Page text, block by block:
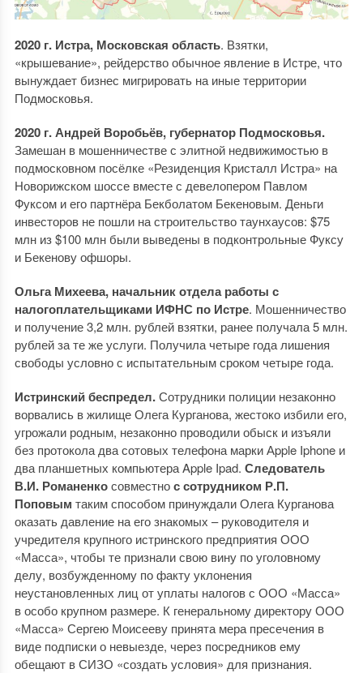
2020 г. Истра, Московская область. Взятки,
«крышевание», рейдерство обычное явление в Истре, что
вынуждает бизнес мигрировать на иные территории
Подмосковья.
2020 г. Андрей Воробьёв, губернатор Подмосковья.
Замешан в мошенничестве с элитной недвижимостью в
подмосковном посёлке «Резиденция Кристалл Истра» на
Новорижском шоссе вместе с девелопером Павлом
Фуксом и его партнёра Бекболатом Бекеновым. Деньги
инвесторов не пошли на строительство таунхаусов: $75
млн из $100 млн были выведены в подконтрольные Фуксу
и Бекенову офшоры.
Ольга Михеева, начальник отдела работы с
налогоплательщиками ИФНС по Истре. Мошенничество
и получение 3,2 млн. рублей взятки, ранее получала 5 млн.
рублей за те же услуги. Получила четыре года лишения
свободы условно с испытательным сроком четыре года.
Истринский беспредел.Сотрудники полиции незаконно
ворвались в жилище Олега Курганова, жестоко избили его,
угрожали родным, незаконно проводили обыск и изъяли
без протокола два сотовых телефона марки Аpple Iphone и
два планшетных компьютера Apple Ipad. Следователь
В.И. Романенкосовместнос сотрудником Р.П.
Поповым таким способом принуждали Олега Курганова
оказать давление на его знакомых – руководителя и
учредителя крупного истринского предприятия ООО
«Масса», чтобы те признали свою вину по уголовному
делу, возбужденному по факту уклонения
неустановленных лиц от уплаты налогов с ООО «Масса»
в особо крупном размере. К генеральному директору ООО
«Масса» Сергею Моисееву принята мера пресечения в
виде подписки о невыезде, через посредников ему
обещают в СИЗО «создать условия» для признания.